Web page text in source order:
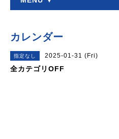
カレンダー
指定なし 2025-01-31 (Fri)
全カテゴリOFF